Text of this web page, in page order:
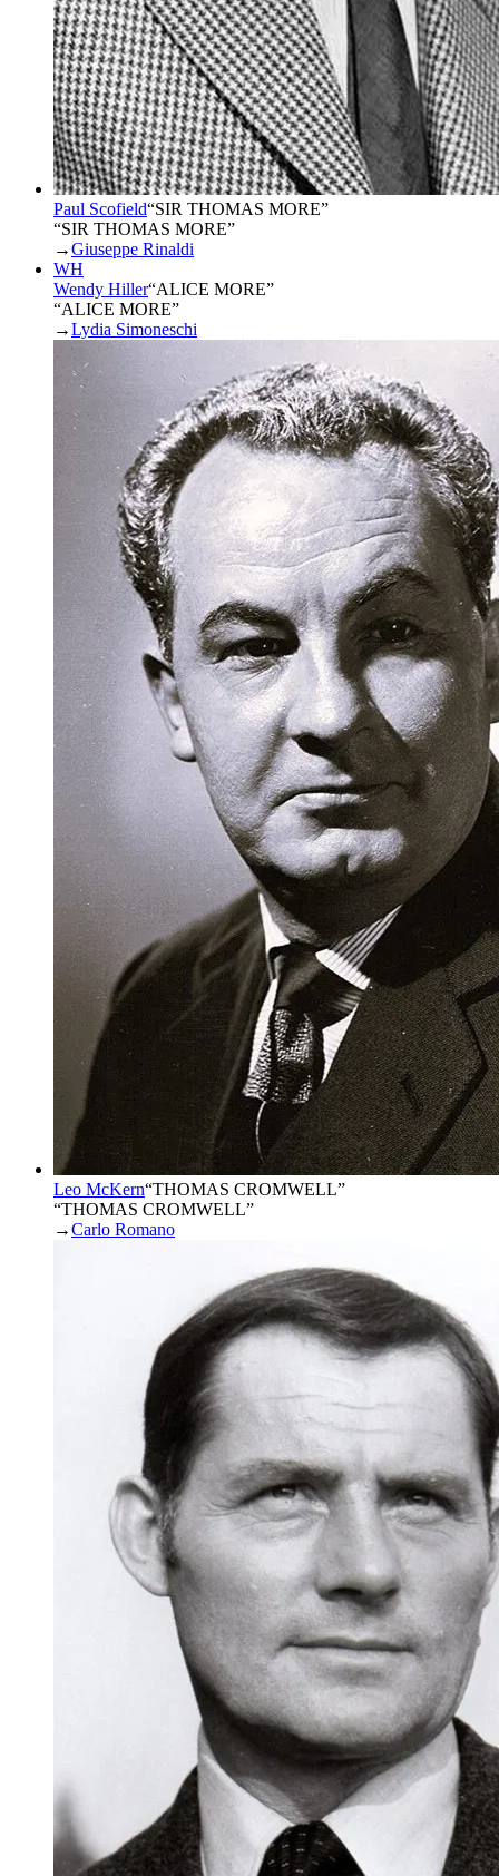
Paul Scofield“SIR THOMAS MORE”
“SIR THOMAS MORE”
→Giuseppe Rinaldi
WH
Wendy Hiller“ALICE MORE”
“ALICE MORE”
→Lydia Simoneschi
Leo McKern“THOMAS CROMWELL”
“THOMAS CROMWELL”
→Carlo Romano